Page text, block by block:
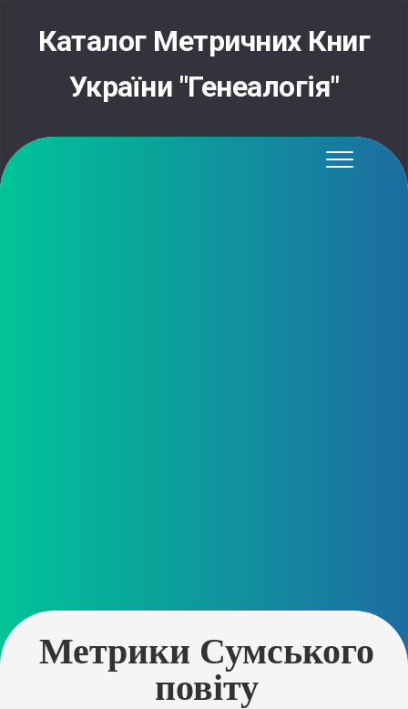
contentКаталог Метричних Книг
України "Генеалогія"
Метрики Сумського
повіту